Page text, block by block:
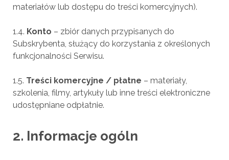
materiałów lub dostępu do treści komercyjnych).
1.4. Konto – zbiór danych przypisanych do
Subskrybenta, służący do korzystania z określonych
funkcjonalności Serwisu.
1.5. Treści komercyjne / płatne – materiały,
szkolenia, filmy, artykuły lub inne treści elektroniczne
udostępniane odpłatnie.
2. Informacje ogóln